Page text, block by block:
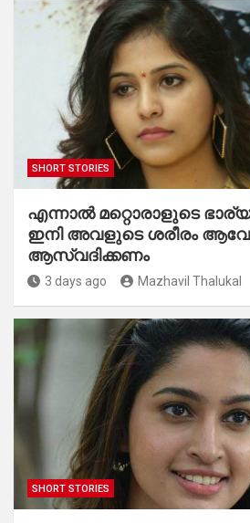
SHORT STORIES
എന്നാൽ മറ്റൊരാളുടെ
ഇനി അവളുടെ ശരീരം
ആസ്വദിക്കണം
3 days ago Mazhavil Thalukal
SHORT STORIES